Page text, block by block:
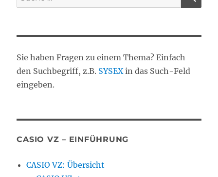
nach:
Sie haben Fragen zu einem Thema? Einfach
den Suchbegriff, z.B. SYSEXin das Such-Feld
eingeben.
CASIO VZ – EINFÜHRUNG
CASIO VZ: Übersicht